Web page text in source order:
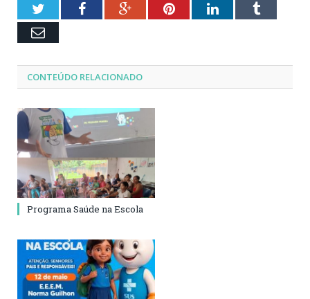
TwitterFacebookGoogle+PinterestLinkedInTumblr
Email
CONTEÚDO RELACIONADO
Programa Saúde na Escola